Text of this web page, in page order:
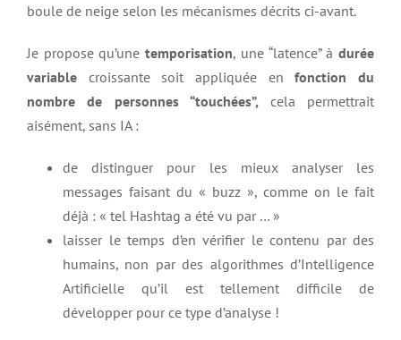
boule de neige selon les mécanismes décrits ci-avant.
Je propose qu’unetemporisation, une “latence” àdurée
variable croissante soit appliquée enfonction du
nombre de personnes “touchées”, cela permettrait
aisément, sans IA :
de distinguer pour les mieux analyser les
messages faisant du « buzz », comme on le fait
déjà : « tel Hashtag a été vu par … »
laisser le temps d’en vérifier le contenu par des
humains, non par des algorithmes d’Intelligence
Artificielle qu’il est tellement difficile de
développer pour ce type d’analyse !